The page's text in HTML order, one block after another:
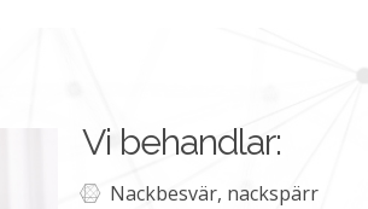
Vi behandlar:
Nackbesvär, nackspärr